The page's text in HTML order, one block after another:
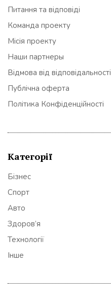
Питання та відповіді
Команда проекту
Місія проекту
Наши партнеры
Відмова від відповідальності
Публічна оферта
Політика Конфіденційності
Категорії
Бізнес
Спорт
Авто
Здоров’я
Технології
Інше